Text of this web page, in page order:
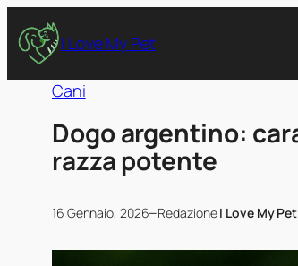
I Love My Pet
Cani
Dogo argentino:
razza potente
16 Gennaio, 2026–RedazioneI Love My Pet